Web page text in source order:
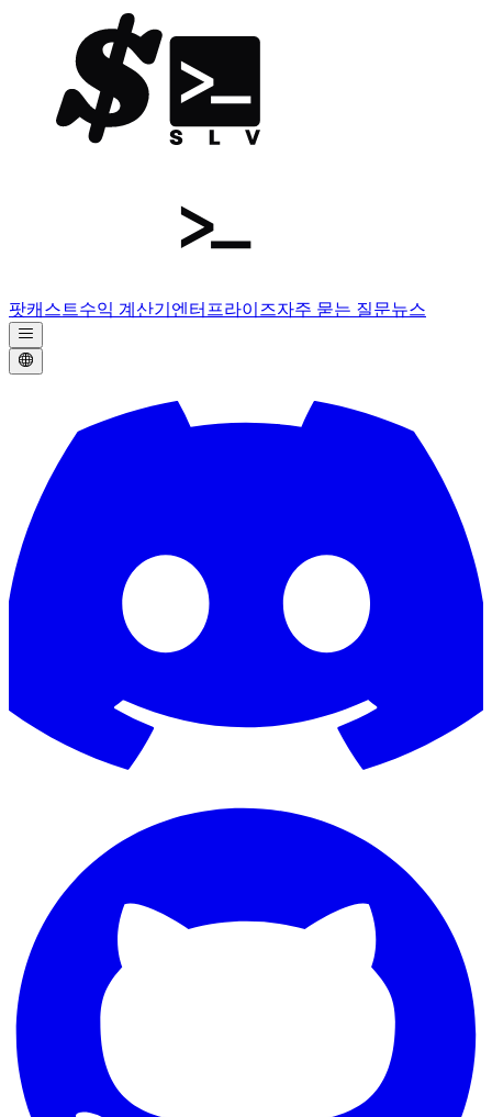
팟캐스트수익 계산기 엔터프라이즈자주 묻는 질문뉴스